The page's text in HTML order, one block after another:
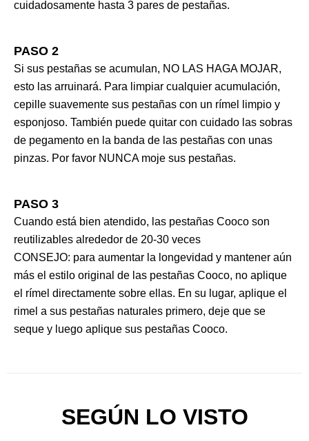
cuidadosamente hasta 3 pares de pestañas.
PASO 2
Si sus pestañas se acumulan, NO LAS HAGA MOJAR,
esto las arruinará. Para limpiar cualquier acumulación,
cepille suavemente sus pestañas con un rímel limpio y
esponjoso. También puede quitar con cuidado las sobras
de pegamento en la banda de las pestañas con unas
pinzas. Por favor NUNCA moje sus pestañas.
PASO 3
Cuando está bien atendido, las pestañas Cooco son
reutilizables alrededor de 20-30 veces
CONSEJO: para aumentar la longevidad y mantener aún
más el estilo original de las pestañas Cooco, no aplique
el rímel directamente sobre ellas. En su lugar, aplique el
rimel a sus pestañas naturales primero, deje que se
seque y luego aplique sus pestañas Cooco.
SEGÚN LO VISTO